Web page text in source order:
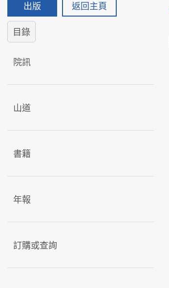
出版 返回主頁
目錄
院訊
山道
書籍
年報
訂購或查詢